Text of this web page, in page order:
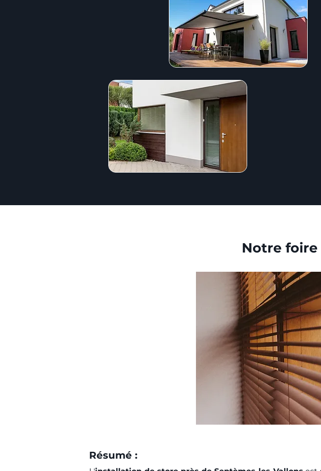
Notre
Résumé :